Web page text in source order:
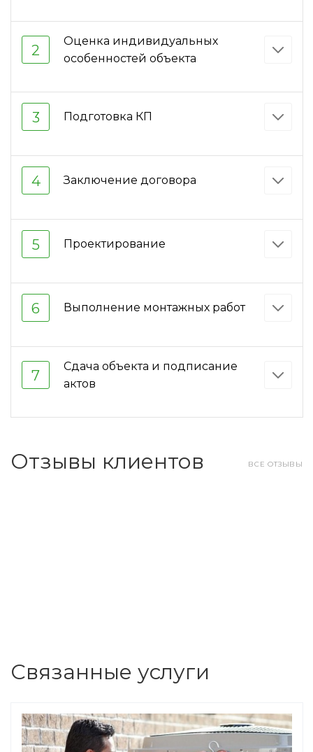
2
Оценка индивидуальных
особенностей объекта
3 Подготовка КП
4 Заключение договора
5 Проектирование
6 Выполнение монтажных работ
7
Сдача объекта и подписание
актов
ВСЕ ОТЗЫВЫ
Отзывы клиентов
Связанные услуги